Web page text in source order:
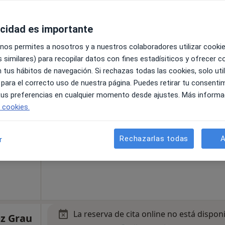
Dirección 4
La reserva de cita online no está
Pedir una cita
Grau
La reserva de cita online no está
es importante
permites a nosotros y a nuestros colaboradores utilizar
similares) para recopilar datos con fines estadísiticos y ofrecer
tus hábitos de navegación. Si rechazas todas las cookies, solo
el correcto uso de nuestra página. Puedes retirar tu
preferencias en cualquier momento desde ajustes. Más
Rechazarlas todas